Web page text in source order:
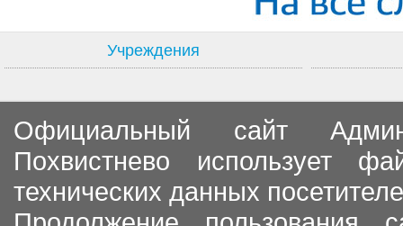
Учреждения
Официальный сайт
Похвистнево использует
технических данных